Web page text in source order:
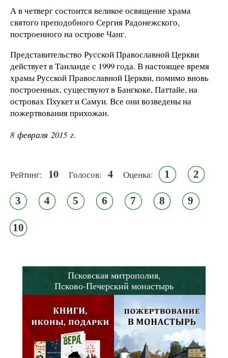
А в четверг состоится великое освящение храма
святого преподобного Сергия Радонежского,
построенного на острове Чанг.
Представительство Русской Православной Церкви
действует в Таиланде с 1999 года. В настоящее время
храмыРусской Православной Церкви, помимо вновь
построенных, существуют в Бангкоке, Паттайе, на
островах Пхукет и Самуи. Все они возведены на
пожертвования прихожан.
8 февраля 2015 г.
Рейтинг: 10 Голосов: 4 Оценка: 1 2
3 4 5 6 7 8 9
10
Псковская митрополия,
Псково-Печерский монастырь